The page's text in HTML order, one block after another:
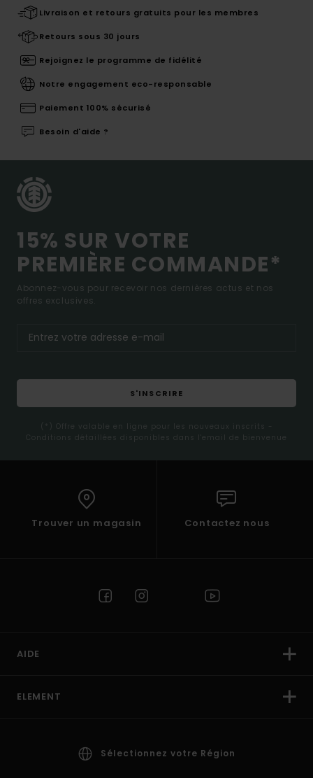
Livraison et retours gratuits pour les membres
Retours sous 30 jours
Rejoignez le programme de fidélité
Notre engagement eco-responsable
Paiement 100% sécurisé
Besoin d'aide ?
15% SUR VOTRE
PREMIÈRE COMMANDE*
Abonnez-vous pour recevoir nos dernières actus et nos
offres exclusives.
S'INSCRIRE
(*) Offre valable en ligne pour les nouveaux inscrits -
Conditions détaillées disponibles dans l'email de bienvenue
Trouver un magasin Contactez nous
AIDE
ELEMENT
Sélectionnez votre Région